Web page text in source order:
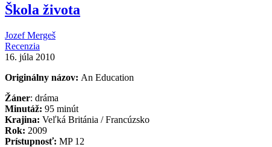
Škola života
Jozef Mergeš
Recenzia
16. júla 2010
Originálny názov: An Education
Žáner: dráma
Minutáž: 95 minút
Krajina: Veľká Británia / Francúzsko
Rok: 2009
Prístupnosť: MP 12